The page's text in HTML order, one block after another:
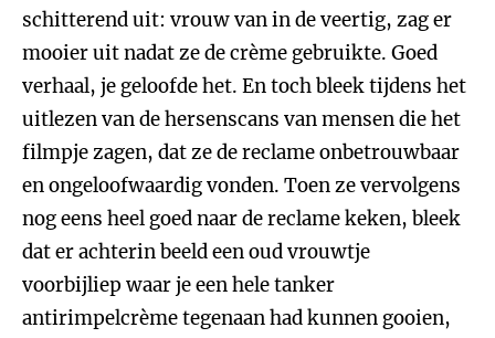
schitterend uit: vrouw van in de veertig, zag er
mooier uit nadat ze de crème gebruikte. Goed
verhaal, je geloofde het. En toch bleek tijdens het
uitlezen van de hersenscans van mensen die het
filmpje zagen, dat ze de reclame onbetrouwbaar
en ongeloofwaardig vonden. Toen ze vervolgens
nog eens heel goed naar de reclame keken, bleek
dat er achterin beeld een oud vrouwtje
voorbijliep waar je een hele tanker
antirimpelcrème tegenaan had kunnen gooien,